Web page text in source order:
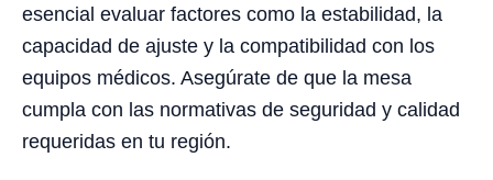
esencial evaluar factores como la estabilidad, la
capacidad de ajuste y la compatibilidad con los
equipos médicos. Asegúrate de que la mesa
cumpla con las normativas de seguridad y calidad
requeridas en tu región.